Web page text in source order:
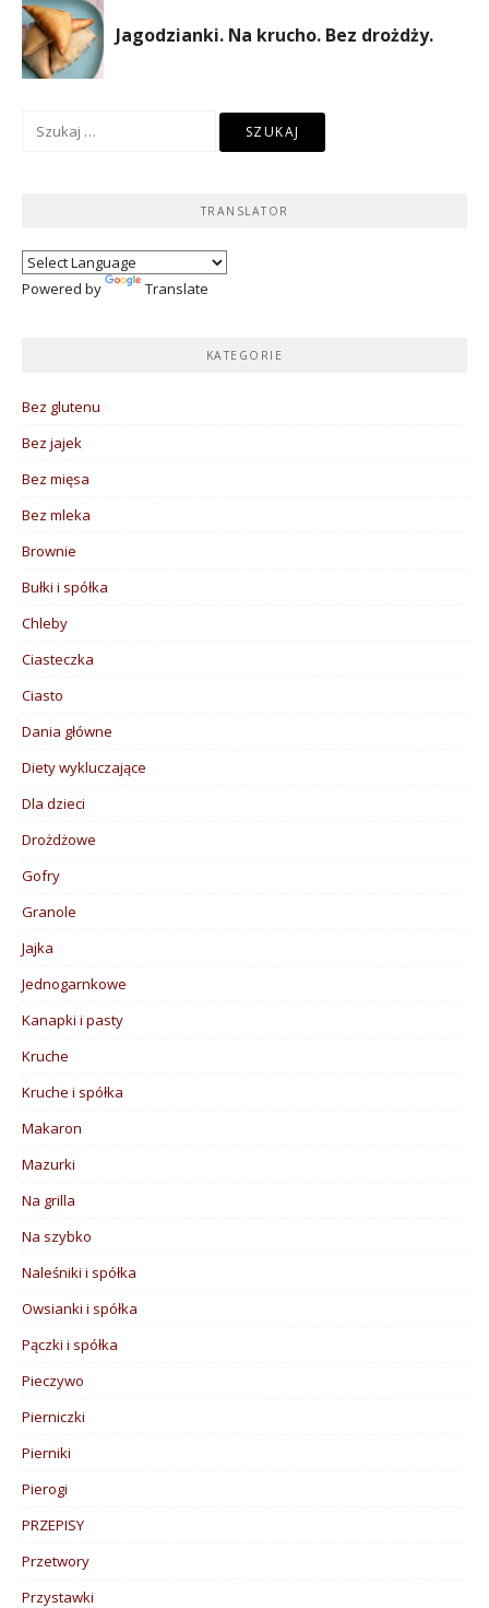
TRANSLATOR
Powered by Translate
KATEGORIE
Bez glutenu
Bez jajek
Bez mięsa
Bez mleka
Brownie
Bułki i spółka
Chleby
Ciasteczka
Ciasto
Dania główne
Diety wykluczające
Dla dzieci
Drożdżowe
Gofry
Granole
Jajka
Jednogarnkowe
Kanapki i pasty
Kruche
Kruche i spółka
Makaron
Mazurki
Na grilla
Na szybko
Naleśniki i spółka
Owsianki i spółka
Pączki i spółka
Pieczywo
Pierniczki
Pierniki
Pierogi
PRZEPISY
Przetwory
Przystawki